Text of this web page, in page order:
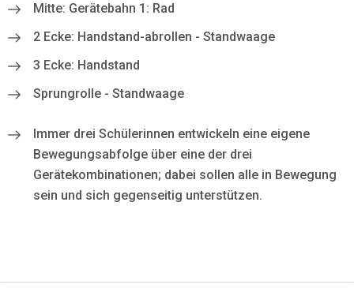
Mitte: Gerätebahn 1: Rad
2 Ecke: Handstand-abrollen - Standwaage
3 Ecke: Handstand
Sprungrolle - Standwaage
Immer drei Schülerinnen entwickeln eine eigene
Bewegungsabfolge über eine der drei
Gerätekombinationen; dabei sollen alle in Bewegung
sein und sich gegenseitig unterstützen.